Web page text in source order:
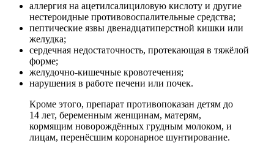
аллергия на ацетилсалициловую кислоту и другие
нестероидные противовоспалительные средства;
пептические язвы двенадцатиперстной кишки или
желудка;
сердечная недостаточность, протекающая в тяжёлой
форме;
желудочно-кишечные кровотечения;
нарушения в работе печени или почек.
Кроме этого, препарат противопоказан детям до
14 лет, беременным женщинам, матерям,
кормящим новорождённых грудным молоком, и
лицам, перенёсшим коронарное шунтирование.